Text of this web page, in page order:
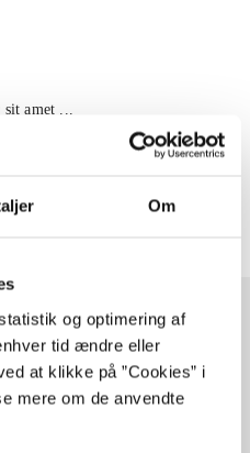
Om
og optimering af
tid ændre eller
at klikke på ”Cookies” i
mere om de anvendte
amet ...